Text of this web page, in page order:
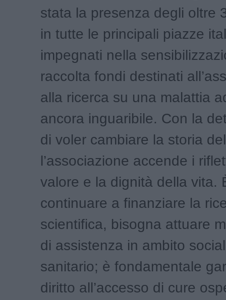
stata la presenza degli oltre
in tutte le principali piazze
impegnati nella
raccolta fondi destinati
alla ricerca su una malattia
ancora inguaribile. Con la
di voler cambiare la storia
l’associazione accende i
valore e la dignità della vita.
continuare a finanziare la
scientifica, bisogna attuare
di assistenza in ambito
sanitario; è fondamentale
diritto all’accesso di cure